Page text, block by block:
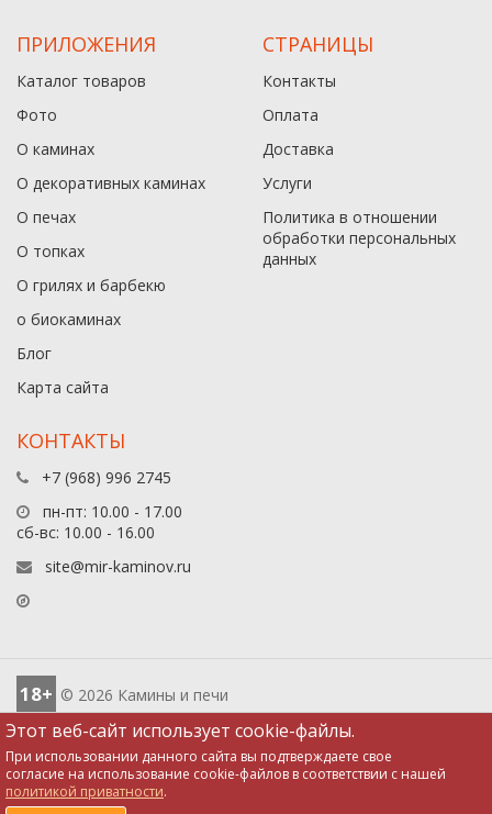
ПРИЛОЖЕНИЯ
Каталог товаров
Фото
О каминах
О декоративных каминах
О печах
О топках
О грилях и барбекю
о биокаминах
Блог
Карта сайта
СТРАНИЦЫ
Контакты
Оплата
Доставка
Услуги
Политика в отношении
обработки персональных
данныx
КОНТАКТЫ
+7 (968) 996 2745
пн-пт: 10.00 - 17.00
сб-вс: 10.00 - 16.00
site@mir-kaminov.ru
Этот веб-сайт использует cookie-файлы.
При использовании данного сайта вы подтверждаете свое
согласие на использование cookie-файлов в соответствии с нашей
политикой приватности.
18+ © 2026 Камины и печи